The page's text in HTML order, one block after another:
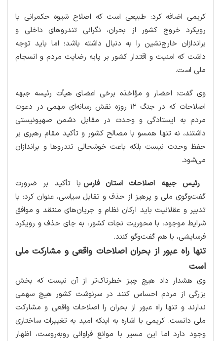
‎کریمی اضافه کرد: طبیعی است که اصلاح شیوه حکمرانی با
رویکرد خروج کشور از بحران، نگرانی تندروهای داخلی و
براندازان خارج‌نشین را به دنبال داشته باشد؛ اما باید توجه
داشت که امنیت و اقتدار کشور بر پایه رضایت مردم و انسجام
ملی است.
‎وی گفت: احضار و مؤاخذه برخی اعضای هیأت رئیسه جبهه
اصلاحات که در جنگ ۱۲ روزه نقش رسانه‌ای مهمی در دعوت
مردم به ایستادگی و وحدت در مقابل دشمن صهیونیستی
داشتند، نه تنها همسو با مصالح کشور و تأکید مقام رهبری بر
حفظ وحدت نیست بلکه باعث خوشحالی تندروها و براندازان
می‌شود.
رئیس جبهه اصلاحات استان فارس با تأکید بر ضرورت
گفت‌وگوی ملی و پرهیز از حذف و تقابل سیاسی، عنوان کرد: با
تدبیر و عقلانیت باید ارکان نظام و جریان‌های منتقد و موافق
شرایط موجود، با محوریت نجات کشور، به جای حذف و رویکرد
فرسایشی، با هم گفت‌وگو کنند.
تنها راه عبور از بحران اصلاحات واقعی و مشارکت ملی
است
وی هشدار داد هیچ چیز خطرناک‌تر از آن نیست که بخش
بزرگی از مردم احساس کنند در سرنوشت کشور هیچ سهمی
ندارند و تنها راه عبور از بحران را اصلاحات واقعی و مشارکت
ملی دانست. کریمی با اشاره به اینکه امید به تغییرات ساختاری
وجود دارد اما این مسیر با موانع فراوانی روبه‌روست، اظهار